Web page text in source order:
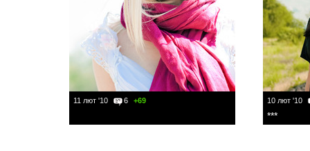
11 лют '10 6 +69 10 лют '10
***